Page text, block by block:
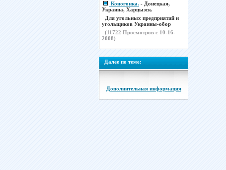
Коногонка. - Донецкая,
Украина, Харцызск.
Для угольных предприятий и
угольщиков Украины-обор
(11722 Просмотров с 10-16-
2008)
Далее по теме:
Дополнительная информация